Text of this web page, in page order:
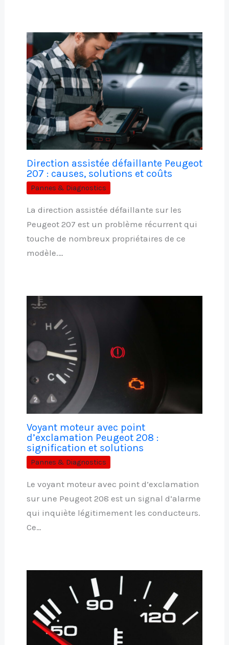
Direction assistée défaillante Peugeot
207 : causes, solutions et coûts
Pannes & Diagnostics
La direction assistée défaillante sur les
Peugeot 207 est un problème récurrent qui
touche de nombreux propriétaires de ce
modèle.…
Voyant moteur avec point
d’exclamation Peugeot 208 :
signification et solutions
Pannes & Diagnostics
Le voyant moteur avec point d’exclamation
sur une Peugeot 208 est un signal d’alarme
qui inquiète légitimement les conducteurs.
Ce…